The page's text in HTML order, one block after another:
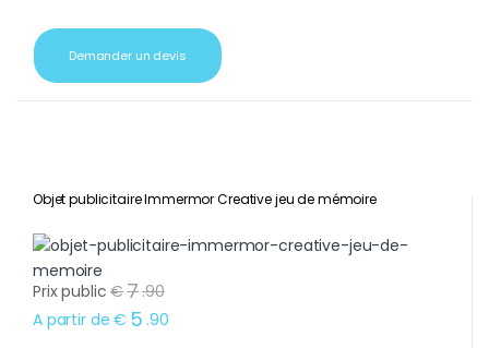
Demander un devis
Objet publicitaire Immermor Creative jeu de mémoire
Prix public €7.90
A partir de € 5 .90